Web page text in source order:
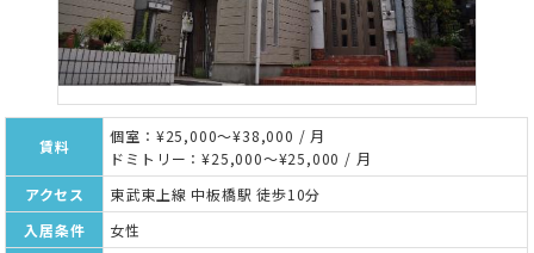
賃料
個室：¥25,000～¥38,000 / 月
ドミトリー：¥25,000～¥25,000 / 月
アクセス
東武東上線 中板橋駅 徒歩10分
入居条件
女性